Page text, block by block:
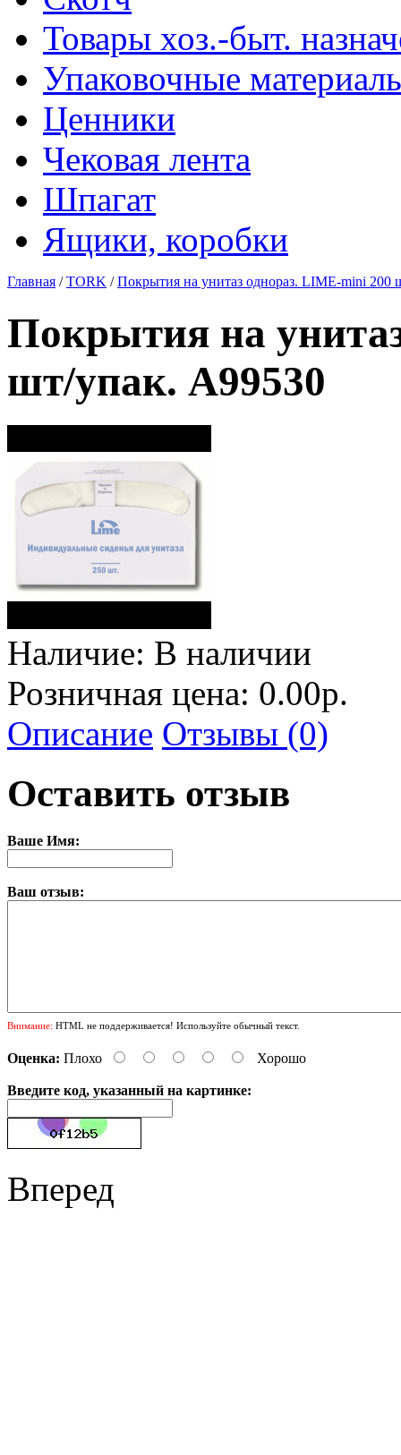
Товары хоз.-быт.
Упаковочные
Ценники
Чековая лента
Шпагат
Ящики, коробки
Главная /TORK /Покрытия на унитаз однораз. LIME-mini 200
Покрытия на
шт/упак. А99530
Наличие: В наличии
Розничная цена: 0.00р.
Описание Отзывы (0)
Оставить отзыв
Ваше Имя:
Ваш отзыв:
Внимание: HTML не поддерживается! Используйте обычный текст.
Оценка: Плохо Хорошо
Введите код, указанный на картинке:
Вперед